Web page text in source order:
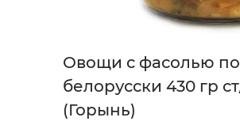
Овощи с фасолью
белорусски 430 гр
(Горынь)